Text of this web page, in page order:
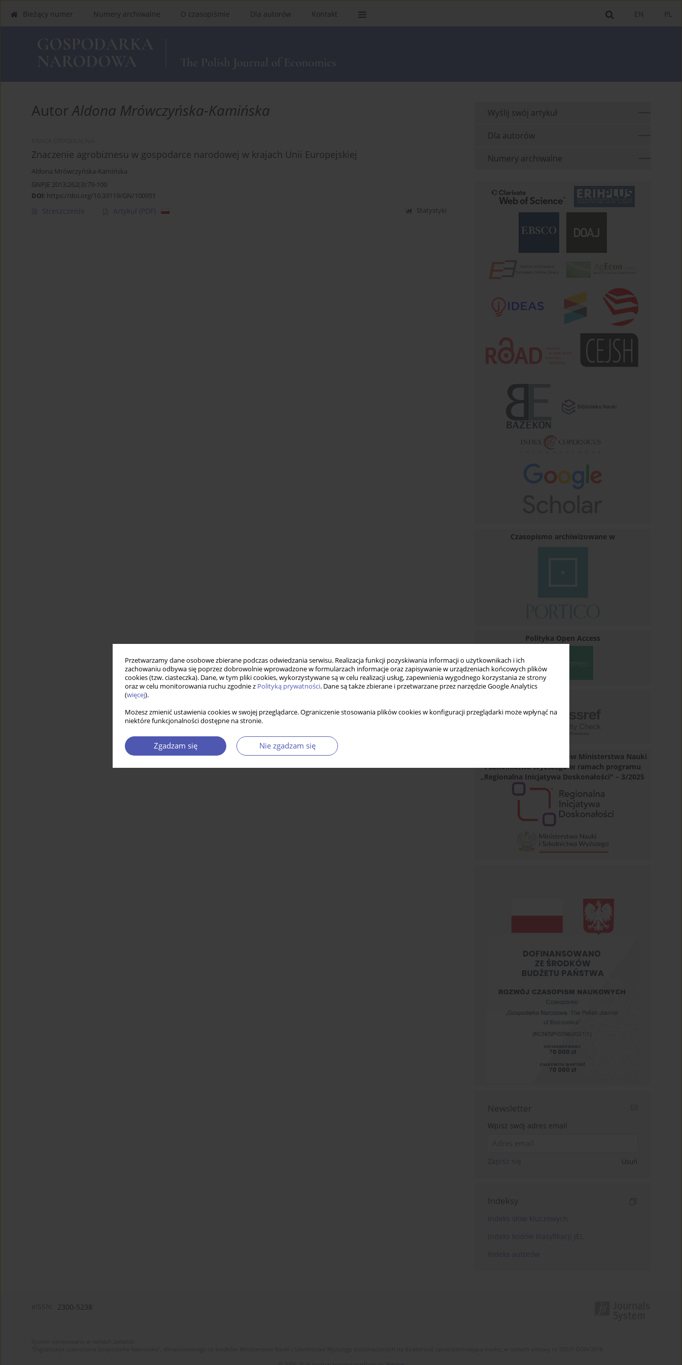
Przetwarzamy dane osobowe zbierane podczas odwiedzania serwisu. Realizacja funkcji pozyskiwania informacji o użytkownikach i ich
zachowaniu odbywa się poprzez dobrowolnie wprowadzone w formularzach informacje oraz zapisywanie w urządzeniach końcowych plików
cookies (tzw. ciasteczka). Dane, w tym pliki cookies, wykorzystywane są w celu realizacji usług, zapewnienia wygodnego korzystania ze strony
oraz w celu monitorowania ruchu zgodnie z Polityką prywatności. Dane są także zbierane i przetwarzane przez narzędzie Google Analytics
(więcej).
Możesz zmienić ustawienia cookies w swojej przeglądarce. Ograniczenie stosowania plików cookies w konfiguracji przeglądarki może wpłynąć na
niektóre funkcjonalności dostępne na stronie.
Zgadzam się Nie zgadzam się
PL
EN
Bieżący numer Numery archiwalne O czasopiśmie Dla autorów Kontakt
AutorAldona Mrówczyńska-Kamińska
Znaczenie agrobiznesu w gospodarce narodowej w krajach Unii Europejskiej
Aldona Mrówczyńska-Kamińska
GNPJE 2013;262(3):79-100
DOI: https://doi.org/10.33119/GN/100951
Streszczenie Artykuł (PDF) Statystyki
Wyślij swój artykuł
Dla autorów
Numery archiwalne
Czasopismo archiwizowane w
Polityka Open Access
Dofinansowano ze środków Ministerstwa Nauki
i Szkolnictwa Wyższego w ramach programu
„Regionalna Inicjatywa Doskonałości" – 3/2025
Newsletter
Wpisz swój adres email
Usuń
Indeksy
2300-5238